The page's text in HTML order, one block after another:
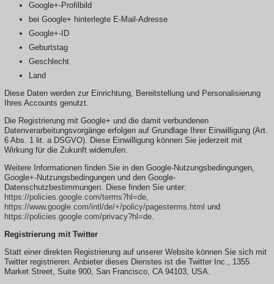
Google+-Profilbild
bei Google+ hinterlegte E-Mail-Adresse
Google+-ID
Geburtstag
Geschlecht
Land
Diese Daten werden zur Einrichtung, Bereitstellung und Personalisierung
Ihres Accounts genutzt.
Die Registrierung mit Google+ und die damit verbundenen
Datenverarbeitungsvorgänge erfolgen auf Grundlage Ihrer Einwilligung (Art.
6 Abs. 1 lit. a DSGVO). Diese Einwilligung können Sie jederzeit mit
Wirkung für die Zukunft widerrufen.
Weitere Informationen finden Sie in den Google-Nutzungsbedingungen,
Google+-Nutzungsbedingungen und den Google-
Datenschutzbestimmungen. Diese finden Sie unter:
https://policies.google.com/terms?hl=de,
https://www.google.com/intl/de/+/policy/pagesterms.html und
https://policies.google.com/privacy?hl=de.
Registrierung mit Twitter
Statt einer direkten Registrierung auf unserer Website können Sie sich mit
Twitter registrieren. Anbieter dieses Dienstes ist die Twitter Inc., 1355
Market Street, Suite 900, San Francisco, CA 94103, USA.